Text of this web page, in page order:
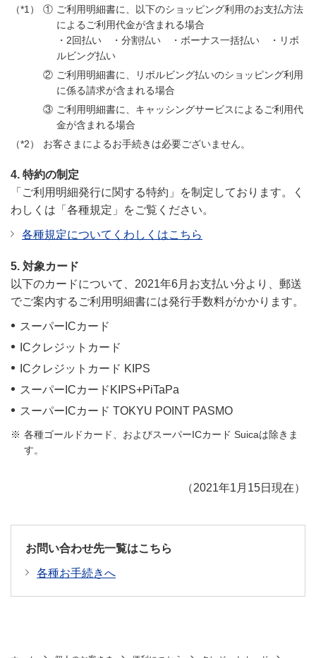
ご利用明細書に、以下のショッピング利用のお支払方法
によるご利用代金が含まれる場合
・2回払い ・分割払い ・ボーナス一括払い ・リボ
ルビング払い
ご利用明細書に、リボルビング払いのショッピング利用
に係る請求が含まれる場合
ご利用明細書に、キャッシングサービスによるご利用代
金が含まれる場合
お客さまによるお手続きは必要ございません。
4. 特約の制定
「ご利用明細発行に関する特約」を制定しております。く
わしくは「各種規定」をご覧ください。
各種規定についてくわしくはこちら
5. 対象カード
以下のカードについて、2021年6月お支払い分より、郵送
でご案内するご利用明細書には発行手数料がかかります。
スーパーICカード
ICクレジットカード
ICクレジットカード KIPS
スーパーICカードKIPS+PiTaPa
スーパーICカード TOKYU POINT PASMO
各種ゴールドカード、およびスーパーICカード Suicaは除きま
す。
（2021年1月15日現在）
お問い合わせ先一覧はこちら
各種お手続きへ